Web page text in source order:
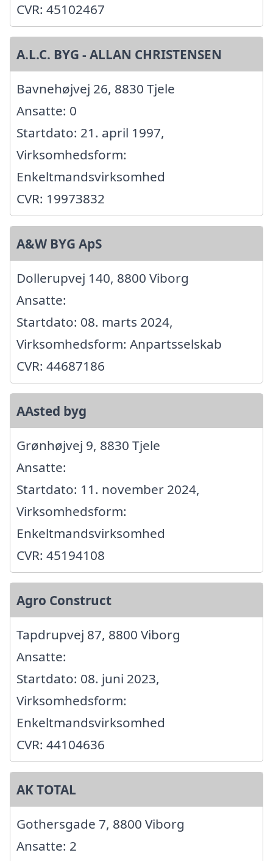
CVR: 45102467
A.L.C. BYG - ALLAN CHRISTENSEN
Bavnehøjvej 26, 8830 Tjele
Ansatte: 0
Startdato: 21. april 1997,
Virksomhedsform:
Enkeltmandsvirksomhed
CVR: 19973832
A&W BYG ApS
Dollerupvej 140, 8800 Viborg
Ansatte:
Startdato: 08. marts 2024,
Virksomhedsform: Anpartsselskab
CVR: 44687186
AAsted byg
Grønhøjvej 9, 8830 Tjele
Ansatte:
Startdato: 11. november 2024,
Virksomhedsform:
Enkeltmandsvirksomhed
CVR: 45194108
Agro Construct
Tapdrupvej 87, 8800 Viborg
Ansatte:
Startdato: 08. juni 2023,
Virksomhedsform:
Enkeltmandsvirksomhed
CVR: 44104636
AK TOTAL
Gothersgade 7, 8800 Viborg
Ansatte: 2